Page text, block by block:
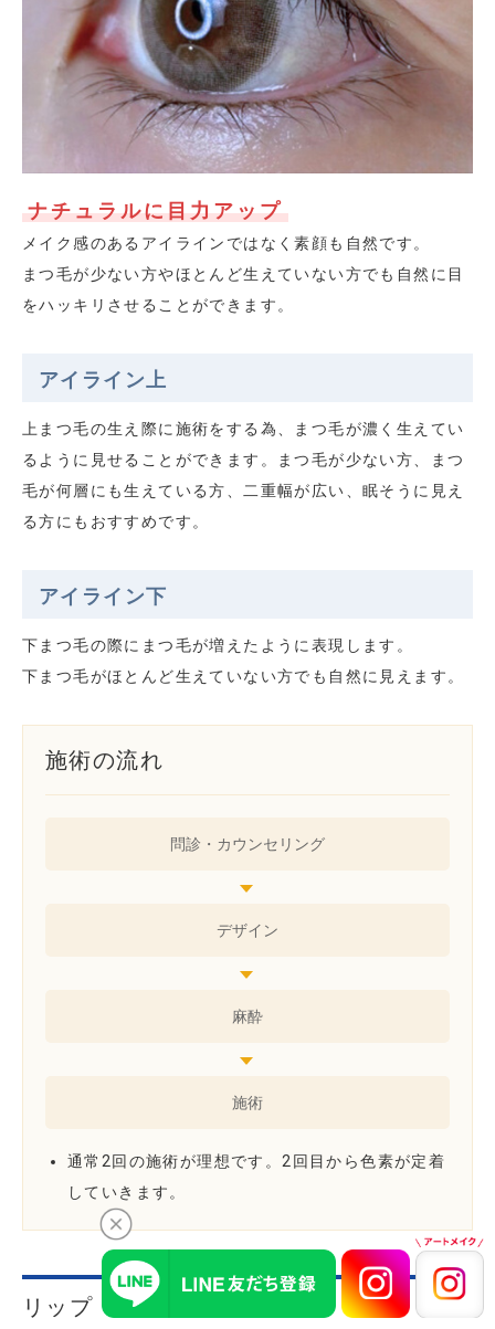
ナチュラルに目力アップ
メイク感のあるアイラインではなく素顔も自然です。
まつ毛が少ない方やほとんど生えていない方でも自然に目
をハッキリさせることができます。
アイライン上
上まつ毛の生え際に施術をする為、まつ毛が濃く生えてい
るように見せることができます。まつ毛が少ない方、まつ
毛が何層にも生えている方、二重幅が広い、眠そうに見え
る方にもおすすめです。
アイライン下
下まつ毛の際にまつ毛が増えたように表現します。
下まつ毛がほとんど生えていない方でも自然に見えます。
施術の流れ
問診・ カウンセリング
デザイン
麻酔
施術
通常2回の施術が理想です。2回目から色素が定着
していきます。
リップ